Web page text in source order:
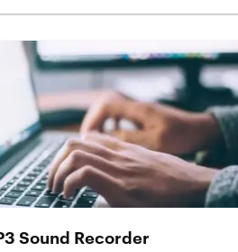
Sound Recorder